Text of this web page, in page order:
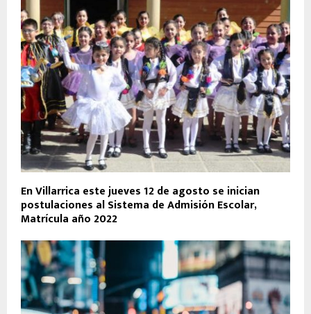
En Villarrica este jueves 12 de agosto se inician
postulaciones al Sistema de Admisión Escolar,
Matrícula año 2022